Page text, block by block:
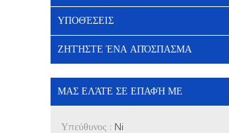
ΥΠΟΘΈΣΕΙΣ
ΖΗΤΉΣΤΕ ΈΝΑ ΑΠΌΣΠΑΣΜΑ
ΜΑΣ ΕΛΆΤΕ ΣΕ ΕΠΑΦΉ ΜΕ
Υπεύθυνος : Ni